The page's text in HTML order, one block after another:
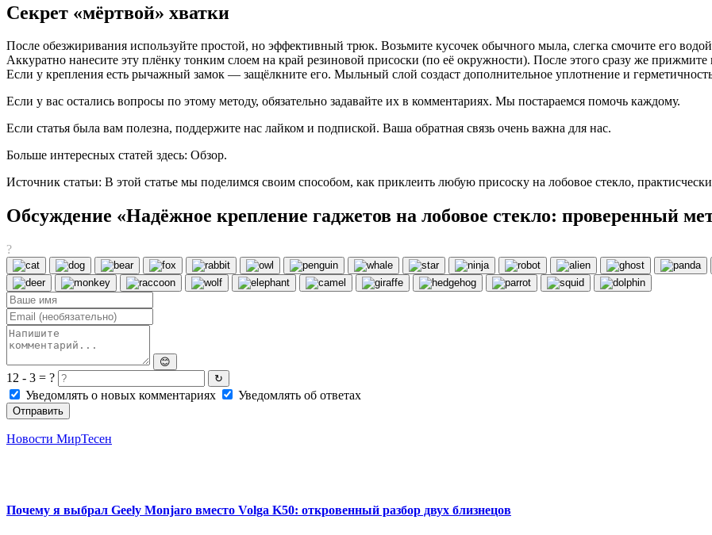
Секрет «мёртвой» хватки
После обезжиривания используйте простой, но эффективный трюк. Возьмите кусочек обычного мыла, слегка смочите его
Аккуратно нанесите эту плёнку тонким слоем на край резиновой присоски (по её окружности). После этого сразу же
Если у крепления есть рычажный замок — защёлкните его. Мыльный слой создаст дополнительное уплотнение и
Если у вас остались вопросы по этому методу, обязательно задавайте их в комментариях. Мы постараемся помочь каждому.
Если статья была вам полезна, поддержите нас лайком и подпиской. Ваша обратная связь очень важна для нас.
Больше интересных статей здесь: Обзор.
Источник статьи: В этой статье мы поделимся своим способом, как приклеить любую присоску на лобовое стекло,
Обсуждение «Надёжное крепление гаджетов на лобовое стекло: проверенный
?
😊
12 - 3 = ? ↻
Уведомлять о новых комментариях Уведомлять об ответах
Отправить
Новости МирТесен
Почему я выбрал Geely Monjaro вместо Volga K50: откровенный разбор двух близнецов